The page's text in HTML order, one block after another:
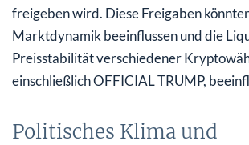
freigeben wird. Diese Freigaben
Marktdynamik beeinflussen und die
Preisstabilität verschiedener
einschließlich OFFICIAL TRUMP,
Politisches Klima und